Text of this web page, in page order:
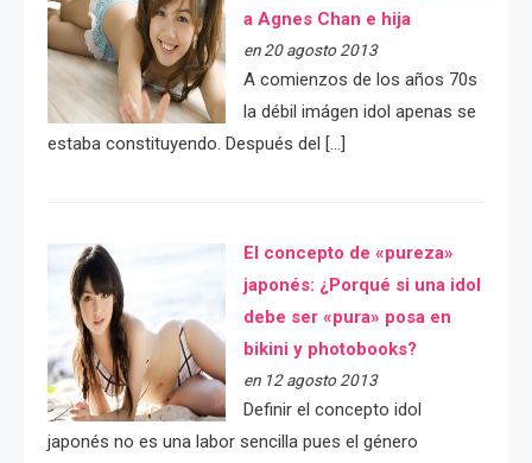
a Agnes Chan e hija
en 20 agosto 2013
A comienzos de los años 70s
la débil imágen idol apenas se
estaba constituyendo. Después del […]
El concepto de «pureza»
japonés: ¿Porqué si una idol
debe ser «pura» posa en
bikini y photobooks?
en 12 agosto 2013
Definir el concepto idol
japonés no es una labor sencilla pues el género